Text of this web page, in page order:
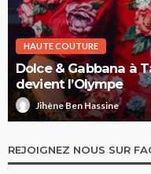
HAUTE COUTURE
Dolce & Gabbana à
devient l’Olympe
Jihène Ben Hassine
REJOIGNEZ NOUS SUR